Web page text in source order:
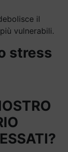
il
vulnerabili.
stress